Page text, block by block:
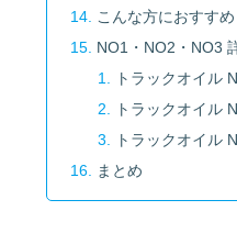
こんな方におすす
NO1・NO2・NO3
トラックオイル
トラックオイル
トラックオイル
まとめ